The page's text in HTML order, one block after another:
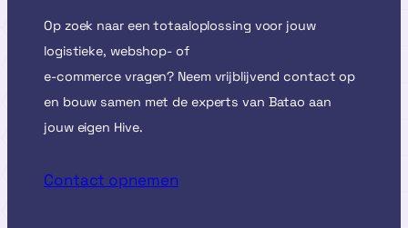
Op zoek naar een totaaloplossing voor jouw
logistieke, webshop- of
e-commerce vragen? Neem vrijblijvend contact op
en bouw samen met de experts van Batao aan
jouw eigen Hive.
Contact opnemen